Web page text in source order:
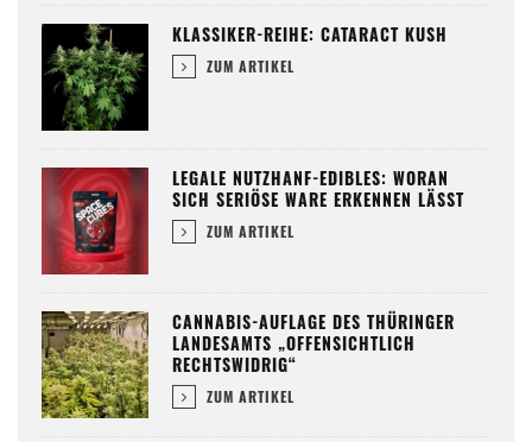
KLASSIKER-REIHE: CATARACT KUSH
ZUM ARTIKEL
LEGALE NUTZHANF-EDIBLES: WORAN
SICH SERIÖSE WARE ERKENNEN LÄSST
ZUM ARTIKEL
CANNABIS-AUFLAGE DES THÜRINGER
LANDESAMTS „OFFENSICHTLICH
RECHTSWIDRIG“
ZUM ARTIKEL